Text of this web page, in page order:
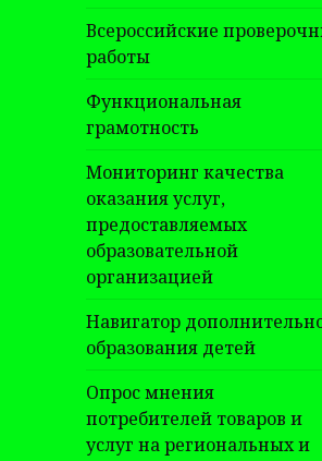
Всероссийские
работы
Функциональная
грамотность
Мониторинг качества
оказания услуг,
предоставляемых
образовательной
организацией
Навигатор
образования детей
Опрос мнения
потребителей товаров и
услуг на региональных и